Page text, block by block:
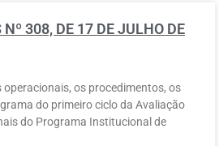
308, DE 17 DE JULHO DE
operacionais, os procedimentos, os
do primeiro ciclo da Avaliação
do Programa Institucional de